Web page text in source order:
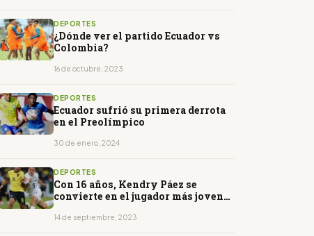
DEPORTES
¿Dónde ver el partido Ecuador vs
Colombia?
16 de octubre, 2023
DEPORTES
Ecuador sufrió su primera derrota
en el Preolímpico
30 de enero, 2024
DEPORTES
Con 16 años, Kendry Páez se
convierte en el jugador más joven
14 de septiembre, 2023